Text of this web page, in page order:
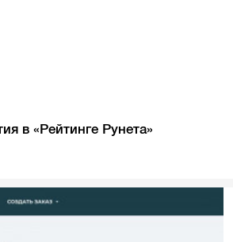
в «Рейтинге Рунета»